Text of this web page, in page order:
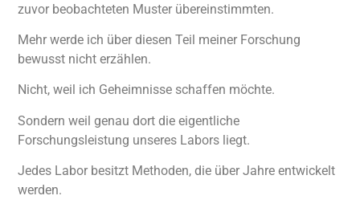
zuvor beobachteten Muster übereinstimmten.
Mehr werde ich über diesen Teil meiner Forschung
bewusst nicht erzählen.
Nicht, weil ich Geheimnisse schaffen möchte.
Sondern weil genau dort die eigentliche
Forschungsleistung unseres Labors liegt.
Jedes Labor besitzt Methoden, die über Jahre entwickelt
werden.